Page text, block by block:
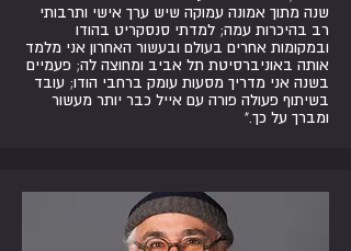
שנה מתוך אמונה עמוקה שיש ערך אישי ותרבותי
רב בהיכרות עמה; למדתי סנסקריט בהודו
ובמקומות אחרים בעולם ובעשור האחרון אני מלמד
אותה באוניברסיטת תל אביב ומחוצה לה; פעמיים
בשנה אני מדריך מסעות עומק ברחבי הודו; עובד
בשיתוף פעולה פורה עם אייל כבר יותר מעשור
ומברך על כך."